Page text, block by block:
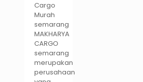
Cargo
Murah
semarang
MAKHARYA
CARGO
semarang
merupakan
perusahaan